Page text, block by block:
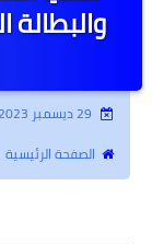
والبطالة
الصفحة الرئيسية